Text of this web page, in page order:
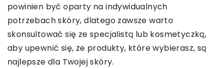
powinien być oparty na indywidualnych
potrzebach skóry, dlatego zawsze warto
skonsultować się ze specjalistą lub kosmetyczką,
aby upewnić się, że produkty, które wybierasz, są
najlepsze dla Twojej skóry.